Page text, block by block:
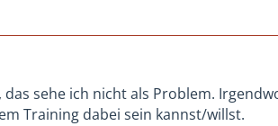
sehe ich nicht als Problem.
Training dabei sein kannst/willst.